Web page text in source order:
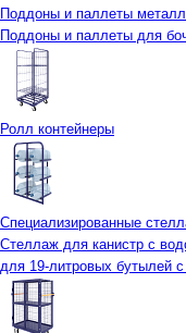
Поддоны и паллеты
Поддоны и паллеты для
Ролл контейнеры
Специализированные
Стеллаж для канистр с
для 19-литровых бутылей